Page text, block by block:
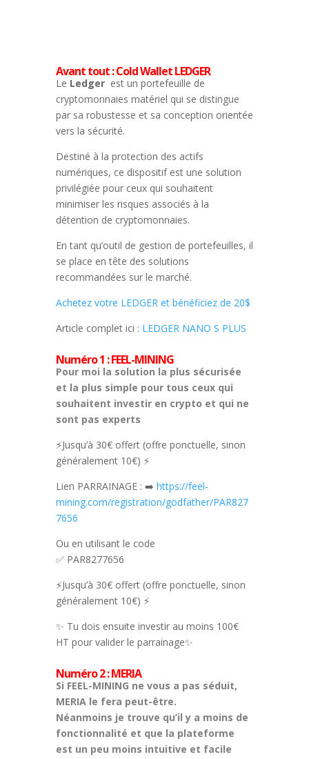
Avant tout : Cold Wallet LEDGER
Le Ledger est un portefeuille de
cryptomonnaies matériel qui se distingue
par sa robustesse et sa conception orientée
vers la sécurité.
Destiné à la protection des actifs
numériques, ce dispositif est une solution
privilégiée pour ceux qui souhaitent
minimiser les risques associés à la
détention de cryptomonnaies.
En tant qu’outil de gestion de portefeuilles, il
se place en tête des solutions
recommandées sur le marché.
Achetez votre LEDGER et bénéficiez de 20$
Article complet ici : LEDGER NANO S PLUS
Numéro 1 : FEEL-MINING
Pour moi la solution la plus sécurisée
et la plus simple pour tous ceux qui
souhaitent investir en crypto et qui ne
sont pas experts
⚡Jusqu’à 30€ offert (offre ponctuelle, sinon
généralement 10€) ⚡
Lien PARRAINAGE : ➡️ https://feel-
mining.com/registration/godfather/PAR827
7656
Ou en utilisant le code
✅ PAR8277656
⚡Jusqu’à 30€ offert (offre ponctuelle, sinon
généralement 10€) ⚡
✨ Tu dois ensuite investir au moins 100€
HT pour valider le parrainage✨
Numéro 2 : MERIA
Si FEEL-MINING ne vous a pas séduit,
MERIA le fera peut-être.
Néanmoins je trouve qu’il y a moins de
fonctionnalité et que la plateforme
est un peu moins intuitive et facile